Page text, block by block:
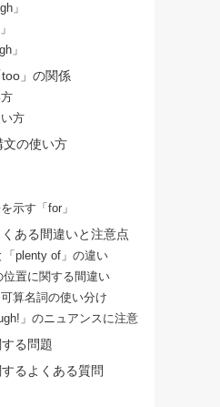
」
」
too」の関係
方
文の使い方
示す「for」
くある間違いと注意点
「plenty of」の違い
位置に関する間違い
算名詞の使い分け
」のニュアンスに注意
する問題
るよくある質問